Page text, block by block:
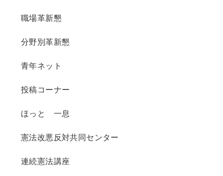
職場革新懇
分野別革新懇
青年ネット
投稿コーナー
ほっと 一息
憲法改悪反対共同センター
連続憲法講座